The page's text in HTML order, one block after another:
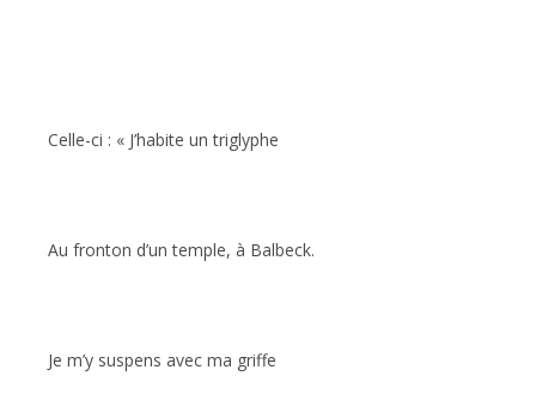
Celle-ci : « J’habite un triglyphe
Au fronton d’un temple, à Balbeck.
Je m’y suspens avec ma griffe